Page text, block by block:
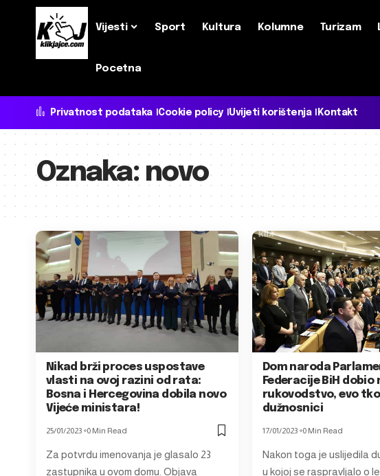
Vijesti Sport Kultura Kolumne Turizam
Pocetna
Privatnost podataka Cookie policy Uvijeti korištenja Kontakt
Oznaka: novo
Nikad brži proces uspostave
vlasti na ovoj razini od rata:
Bosna i Hercegovina dobila novo
Vijeće ministara!
25/01/2023 0 Min Read
Za potvrdu imenovanja je glasalo 23
zastupnika u ovom domu. Objava
Dom naroda
Federacije BiH dobio
rukovodstvo, evo
dužnosnici
17/01/2023 0 Min Read
Nakon toga je uslijedila
u kojoj se raspravljalo o